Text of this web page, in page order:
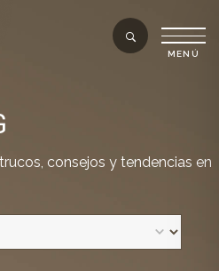
consejos y tendencias en